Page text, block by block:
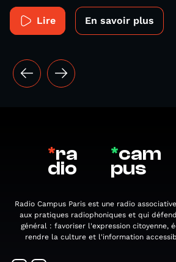
Lire En savoir plus
*ra
dio
*cam
pus
Radio Campus Paris est une radio
aux pratiques radiophoniques et qui
général : favoriser l'expression citoyenne,
rendre la culture et l'information